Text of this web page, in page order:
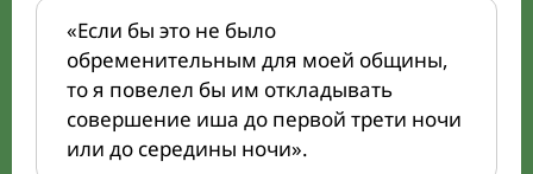
«Если бы это не было
обременительным для моей общины,
то я повелел бы им откладывать
совершение иша до первой трети ночи
или до середины ночи».